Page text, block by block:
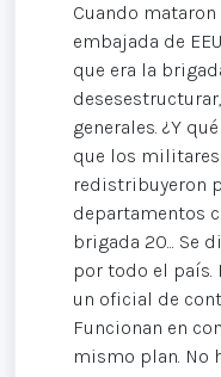
Cuando mataron
embajada de
que era la
generales. ¿Y
que los
redistribuyeron
departamentos
brigada 20... Se
por todo el país.
un oficial de
Funcionan en
mismo plan. No